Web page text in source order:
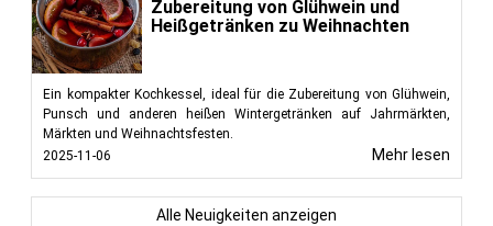
Zubereitung von Glühwein und
Heißgetränken zu Weihnachten
Ein kompakter Kochkessel, ideal für die Zubereitung von Glühwein,
Punsch und anderen heißen Wintergetränken auf Jahrmärkten,
Märkten und Weihnachtsfesten.
2025-11-06
Mehr lesen
Alle Neuigkeiten anzeigen